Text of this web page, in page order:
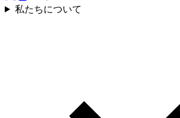
私たちについて